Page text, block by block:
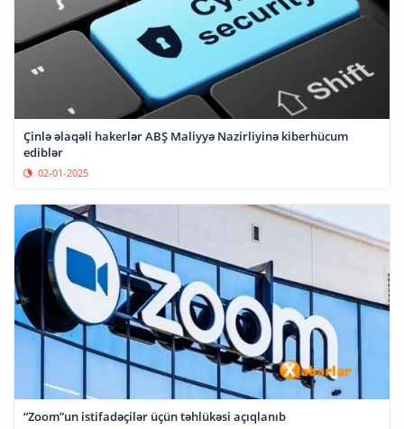
Çinlə əlaqəli hakerlər ABŞ Maliyyə Nazirliyinə kiberhücum
ediblər
02-01-2025
“Zoom”un istifadəçilər üçün təhlükəsi açıqlanıb